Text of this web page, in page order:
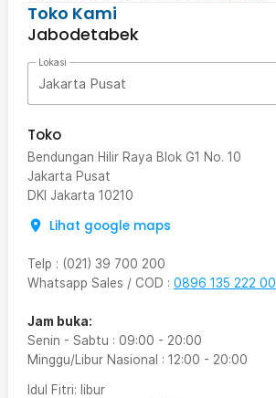
Toko Kami
Jabodetabek
Lokasi
Jakarta Pusat
Toko
Bendungan Hilir Raya Blok G1 No. 10
Jakarta Pusat
DKI Jakarta 10210
Lihat google maps
Telp : (021) 39 700 200
Whatsapp Sales / COD : 0896 135 222 00
Jam buka:
Senin - Sabtu : 09:00 - 20:00
Minggu/Libur Nasional : 12:00 - 20:00
Idul Fitri: libur